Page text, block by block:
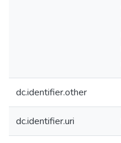
dc.identifier.other
dc.identifier.uri